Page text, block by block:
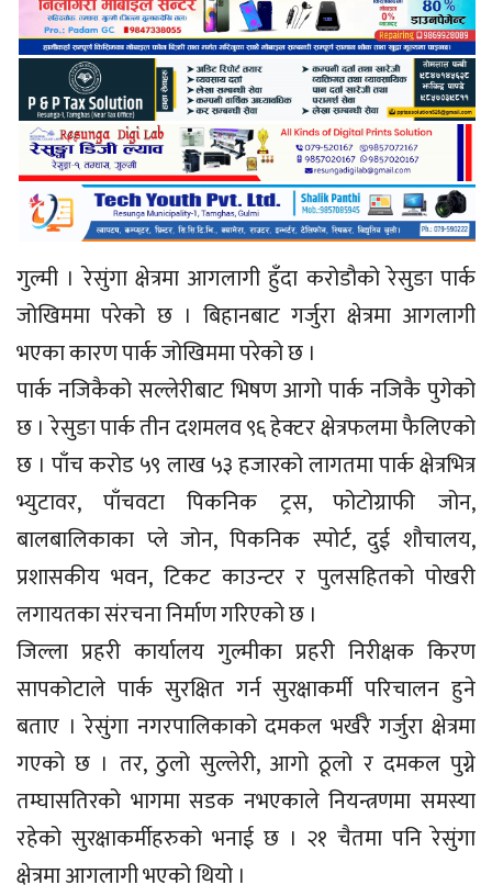
गुल्मी । रेसुंगा क्षेत्रमा आगलागी हुँदा करोडौको रेसुङा पार्क
जोखिममा परेको छ । बिहानबाट गर्जुरा क्षेत्रमा आगलागी
भएका कारण पार्क जोखिममा परेको छ ।
पार्क नजिकैको सल्लेरीबाट भिषण आगो पार्क नजिकै पुगेको
छ । रेसुङा पार्क तीन दशमलव ९६ हेक्टर क्षेत्रफलमा फैलिएको
छ । पाँच करोड ५९ लाख ५३ हजारको लागतमा पार्क क्षेत्रभित्र
भ्युटावर, पाँचवटा पिकनिक ट्रस, फोटोग्राफी जोन,
बालबालिकाका प्ले जोन, पिकनिक स्पोर्ट, दुई शौचालय,
प्रशासकीय भवन, टिकट काउन्टर र पुलसहितको पोखरी
लगायतका संरचना निर्माण गरिएको छ ।
जिल्ला प्रहरी कार्यालय गुल्मीका प्रहरी निरीक्षक किरण
सापकोटाले पार्क सुरक्षित गर्न सुरक्षाकर्मी परिचालन हुने
बताए । रेसुंगा नगरपालिकाको दमकल भर्खरै गर्जुरा क्षेत्रमा
गएको छ । तर, ठुलो सुल्लेरी, आगो ठूलो र दमकल पुग्ने
तम्घासतिरको भागमा सडक नभएकाले नियन्त्रणमा समस्या
रहेको सुरक्षाकर्मीहरुको भनाई छ । २१ चैतमा पनि रेसुंगा
क्षेत्रमा आगलागी भएको थियो ।